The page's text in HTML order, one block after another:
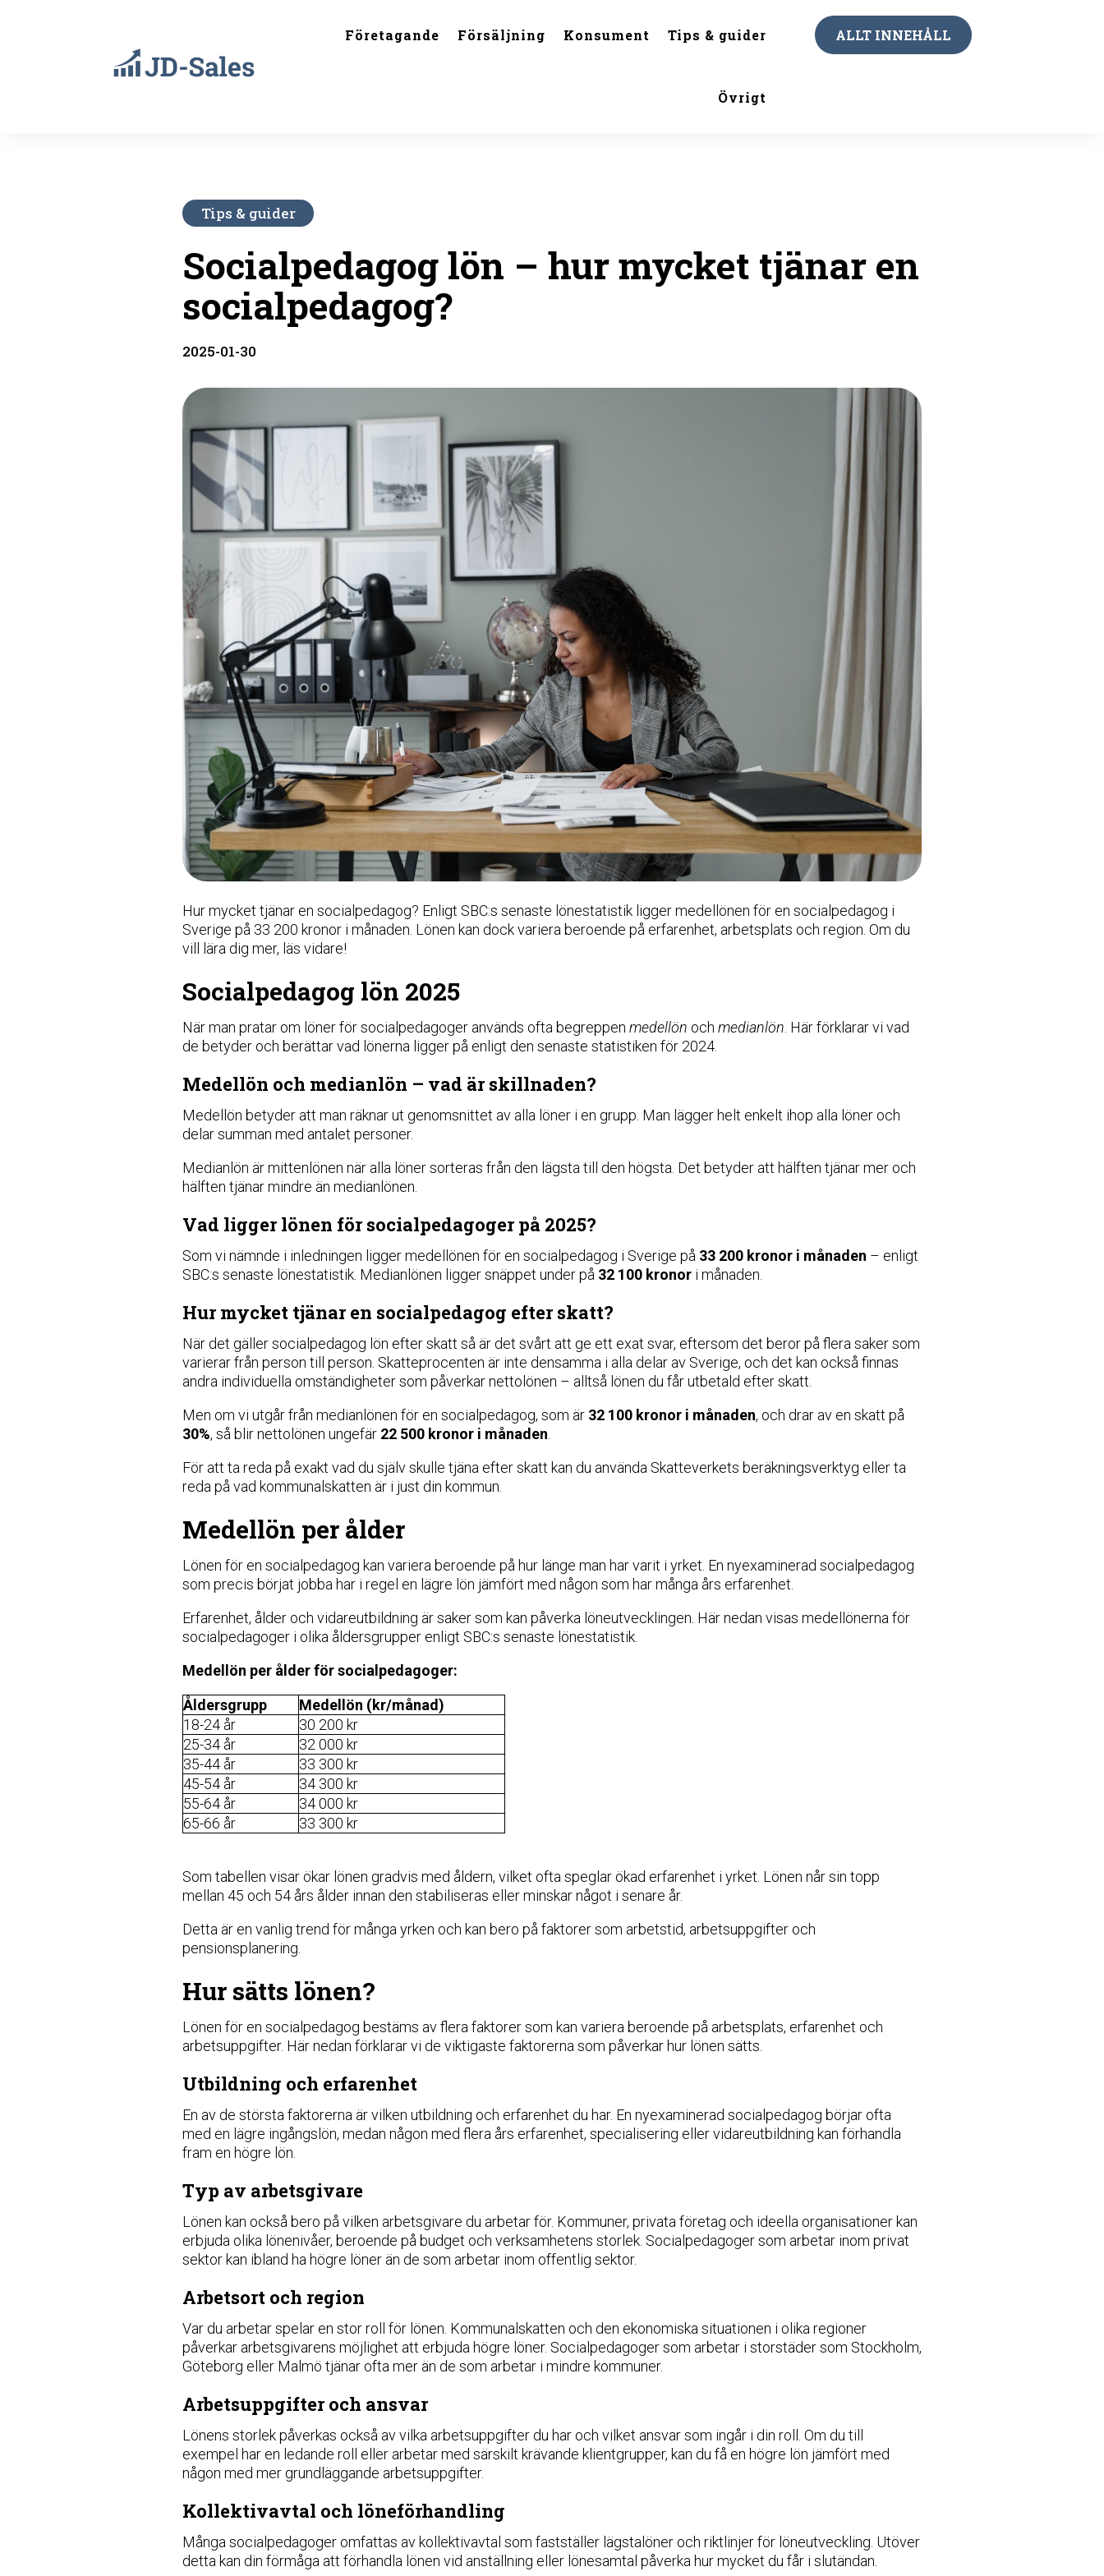
Företagande Försäljning Konsument Tips & guider
Övrigt
ALLT INNEHÅLL
Tips & guider
Socialpedagog lön – hur mycket tjänar en
socialpedagog?
2025-01-30
Hur mycket tjänar en socialpedagog? Enligt SBC:s senaste lönestatistik ligger medellönen för en socialpedagog i
Sverige på 33 200 kronor i månaden. Lönen kan dock variera beroende på erfarenhet, arbetsplats och region. Om du
vill lära dig mer, läs vidare!
Socialpedagog lön 2025
När man pratar om löner för socialpedagoger används ofta begreppen medellön och medianlön. Här förklarar vi vad
de betyder och berättar vad lönerna ligger på enligt den senaste statistiken för 2024.
Medellön och medianlön – vad är skillnaden?
Medellön betyder att man räknar ut genomsnittet av alla löner i en grupp. Man lägger helt enkelt ihop alla löner och
delar summan med antalet personer.
Medianlön är mittenlönen när alla löner sorteras från den lägsta till den högsta. Det betyder att hälften tjänar mer och
hälften tjänar mindre än medianlönen.
Vad ligger lönen för socialpedagoger på 2025?
Som vi nämnde i inledningen ligger medellönen för en socialpedagog i Sverige på 33 200 kronor i månaden – enligt
SBC:s senaste lönestatistik. Medianlönen ligger snäppet under på 32 100 kronor i månaden.
Hur mycket tjänar en socialpedagog efter skatt?
När det gäller socialpedagog lön efter skatt så är det svårt att ge ett exat svar, eftersom det beror på flera saker som
varierar från person till person. Skatteprocenten är inte densamma i alla delar av Sverige, och det kan också finnas
andra individuella omständigheter som påverkar nettolönen – alltså lönen du får utbetald efter skatt.
Men om vi utgår från medianlönen för en socialpedagog, som är 32 100 kronor i månaden, och drar av en skatt på
30%, så blir nettolönen ungefär 22 500 kronor i månaden.
För att ta reda på exakt vad du själv skulle tjäna efter skatt kan du använda Skatteverkets beräkningsverktyg eller ta
reda på vad kommunalskatten är i just din kommun.
Medellön per ålder
Lönen för en socialpedagog kan variera beroende på hur länge man har varit i yrket. En nyexaminerad socialpedagog
som precis börjat jobba har i regel en lägre lön jämfört med någon som har många års erfarenhet.
Erfarenhet, ålder och vidareutbildning är saker som kan påverka löneutvecklingen. Här nedan visas medellönerna för
socialpedagoger i olika åldersgrupper enligt SBC:s senaste lönestatistik.
Medellön per ålder för socialpedagoger:
Åldersgrupp
Medellön (kr/månad)
18-24 år
30 200 kr
25-34 år
32 000 kr
35-44 år
33 300 kr
45-54 år
34 300 kr
55-64 år
34 000 kr
65-66 år
33 300 kr
Som tabellen visar ökar lönen gradvis med åldern, vilket ofta speglar ökad erfarenhet i yrket. Lönen når sin topp
mellan 45 och 54 års ålder innan den stabiliseras eller minskar något i senare år.
Detta är en vanlig trend för många yrken och kan bero på faktorer som arbetstid, arbetsuppgifter och
pensionsplanering.
Hur sätts lönen?
Lönen för en socialpedagog bestäms av flera faktorer som kan variera beroende på arbetsplats, erfarenhet och
arbetsuppgifter. Här nedan förklarar vi de viktigaste faktorerna som påverkar hur lönen sätts.
Utbildning och erfarenhet
En av de största faktorerna är vilken utbildning och erfarenhet du har. En nyexaminerad socialpedagog börjar ofta
med en lägre ingångslön, medan någon med flera års erfarenhet, specialisering eller vidareutbildning kan förhandla
fram en högre lön.
Typ av arbetsgivare
Lönen kan också bero på vilken arbetsgivare du arbetar för. Kommuner, privata företag och ideella organisationer kan
erbjuda olika lönenivåer, beroende på budget och verksamhetens storlek. Socialpedagoger som arbetar inom privat
sektor kan ibland ha högre löner än de som arbetar inom offentlig sektor.
Arbetsort och region
Var du arbetar spelar en stor roll för lönen. Kommunalskatten och den ekonomiska situationen i olika regioner
påverkar arbetsgivarens möjlighet att erbjuda högre löner. Socialpedagoger som arbetar i storstäder som Stockholm,
Göteborg eller Malmö tjänar ofta mer än de som arbetar i mindre kommuner.
Arbetsuppgifter och ansvar
Lönens storlek påverkas också av vilka arbetsuppgifter du har och vilket ansvar som ingår i din roll. Om du till
exempel har en ledande roll eller arbetar med särskilt krävande klientgrupper, kan du få en högre lön jämfört med
någon med mer grundläggande arbetsuppgifter.
Kollektivavtal och löneförhandling
Många socialpedagoger omfattas av kollektivavtal som fastställer lägstalöner och riktlinjer för löneutveckling. Utöver
detta kan din förmåga att förhandla lönen vid anställning eller lönesamtal påverka hur mycket du får i slutändan.